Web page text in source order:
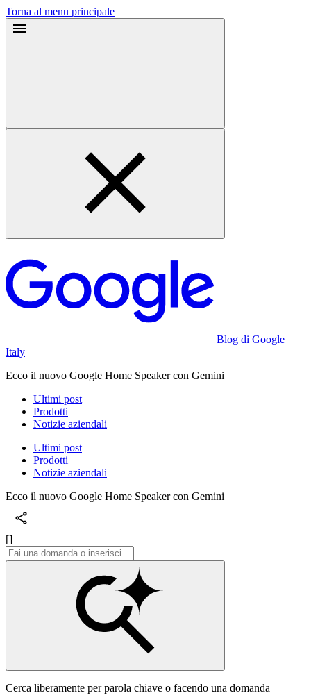
Torna al menu principale
Blog di Google
Italy
Ecco il nuovo Google Home Speaker con Gemini
Ultimi post
Prodotti
Notizie aziendali
Ultimi post
Prodotti
Notizie aziendali
Ecco il nuovo Google Home Speaker con Gemini
[]
Cerca liberamente per parola chiave o facendo una domanda